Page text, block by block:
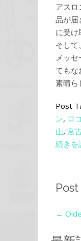
アスロ
品が届
に受け
そして
メッ
てもな
素晴
Post
ン, ロ
山, 宮
続き
←